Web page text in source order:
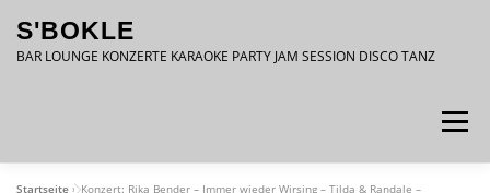
Inhalt
springen
S'BOKLE
BAR LOUNGE KONZERTE KARAOKE PARTY JAM SESSION DISCO TANZ
Menü
Startseite »Konzert: Rika Bender – Immer wieder Wirsing – Tilda & Randale –